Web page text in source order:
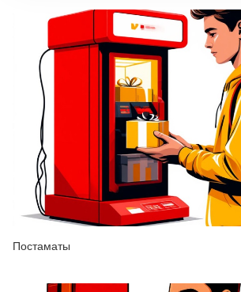
Постаматы